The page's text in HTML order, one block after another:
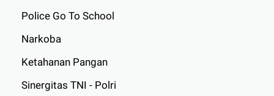
Police Go To School
Narkoba
Ketahanan Pangan
Sinergitas TNI - Polri